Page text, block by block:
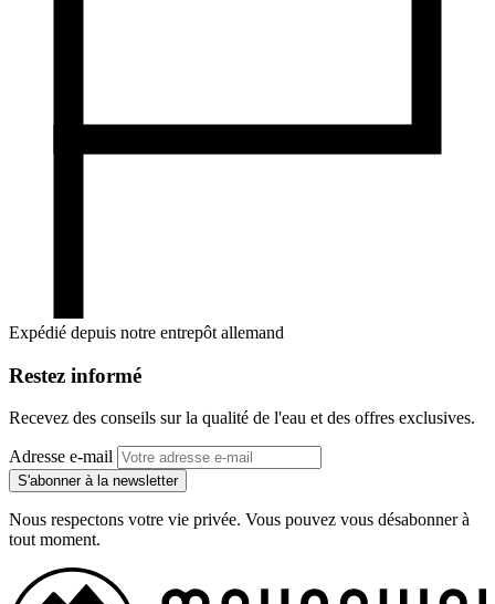
Expédié depuis notre entrepôt allemand
Restez informé
Recevez des conseils sur la qualité de l'eau et des offres exclusives.
Adresse e-mail
S'abonner à la newsletter
Nous respectons votre vie privée. Vous pouvez vous désabonner à
tout moment.